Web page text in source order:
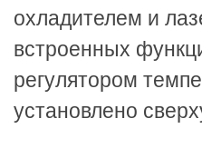
охладителем и
встроенных
регулятором
установлено